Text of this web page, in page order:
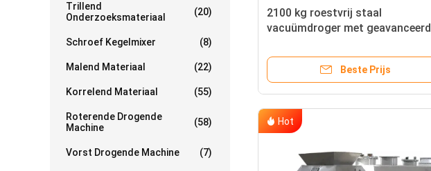
Trillend
Onderzoeksmateriaal
(20)
Schroef Kegelmixer (8)
Malend Materiaal (22)
Korrelend Materiaal (55)
Roterende Drogende
Machine
(58)
Vorst Drogende Machine (7)
2100 kg roestvrij staal
vacuümdroger met geavanceerd
Beste Prijs
Hot